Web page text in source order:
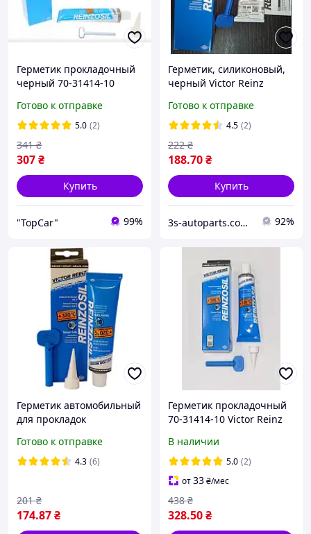
Герметик прокладочный
черный 70-31414-10
+320°C
Готово к отправке
5.0 (2)
307₴
341 ₴
Купить
"TopCar" 99%
Герметик, силиконовый,
черный Victor Reinz
автомобильный герметик
Victor Reinz 70-31414-10
Готово к отправке
4.5 (2)
188.70₴
222 ₴
Купить
3s-autoparts.com.ua 92%
Герметик автомобильный
для прокладок
REINZ 70гр. Герметик
термостойкий VICTOR
Готово к отправке
4.3 (6)
174.87₴
201 ₴
Герметик прокладочный
70-31414-10 Victor Reinz
В наличии
5.0 (2)
от33₴/мес
328.50₴
438 ₴